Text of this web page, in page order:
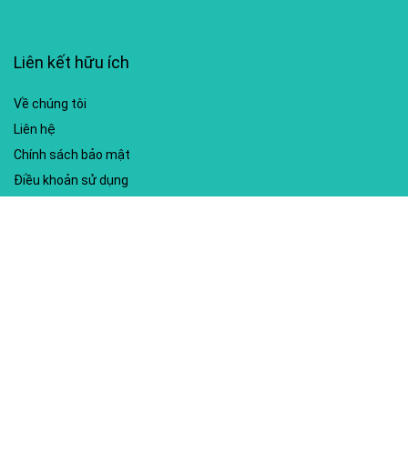
Liên kết hữu ích
Về chúng tôi
Liên hệ
Chính sách bảo mật
Điều khoản sử dụng